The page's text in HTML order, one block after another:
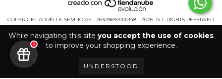
While navigating this site you accept the use of cookies
to improve your shopping experience.
UNDERSTOOD
COPYRIGHT ADRÉLLE SEMIJOIAS - 26309692000148 - 2026. ALL RIGHTS RESERVED.
5